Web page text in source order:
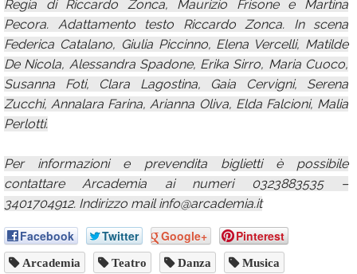
Regia di Riccardo Zonca, Maurizio Frisone e Martina
Pecora. Adattamento testo Riccardo Zonca. In scena
Federica Catalano, Giulia Piccinno, Elena Vercelli, Matilde
De Nicola, Alessandra Spadone, Erika Sirro, Maria Cuoco,
Susanna Foti, Clara Lagostina, Gaia Cervigni, Serena
Zucchi, Annalara Farina, Arianna Oliva, Elda Falcioni, Malia
Perlotti.
Per informazioni e prevendita biglietti è possibile
contattare Arcademia ai numeri 0323883535 –
3401704912. Indirizzo mail info@arcademia.it
Facebook Twitter Google+ Pinterest
Arcademia Teatro Danza Musica